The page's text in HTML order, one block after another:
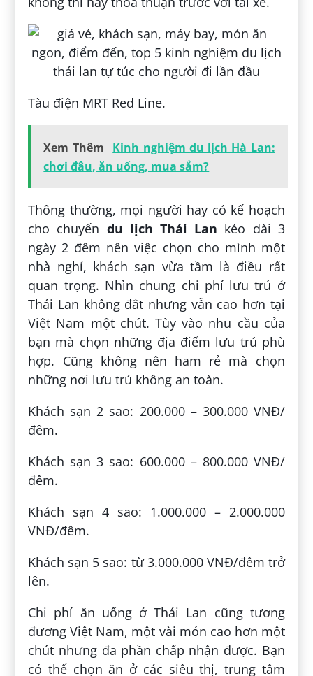
Tàu điện MRT Red Line.
Xem Thêm
Kinh nghiệm du lịch Hà Lan:
chơi đâu, ăn uống, mua sắm?
Thông thường, mọi người hay có kế hoạch
cho chuyến du lịch Thái Lan kéo dài 3
ngày 2 đêm nên việc chọn cho mình một
nhà nghỉ, khách sạn vừa tầm là điều rất
quan trọng. Nhìn chung chi phí lưu trú ở
Thái Lan không đắt nhưng vẫn cao hơn tại
Việt Nam một chút. Tùy vào nhu cầu của
bạn mà chọn những địa điểm lưu trú phù
hợp. Cũng không nên ham rẻ mà chọn
những nơi lưu trú không an toàn.
Khách sạn 2 sao: 200.000 – 300.000 VNĐ/
đêm.
Khách sạn 3 sao: 600.000 – 800.000 VNĐ/
đêm.
Khách sạn 4 sao: 1.000.000 – 2.000.000
VNĐ/đêm.
Khách sạn 5 sao: từ 3.000.000 VNĐ/đêm trở
lên.
Chi phí ăn uống ở Thái Lan cũng tương
đương Việt Nam, một vài món cao hơn một
chút nhưng đa phần chấp nhận được. Bạn
có thể chọn ăn ở các siêu thị, trung tâm